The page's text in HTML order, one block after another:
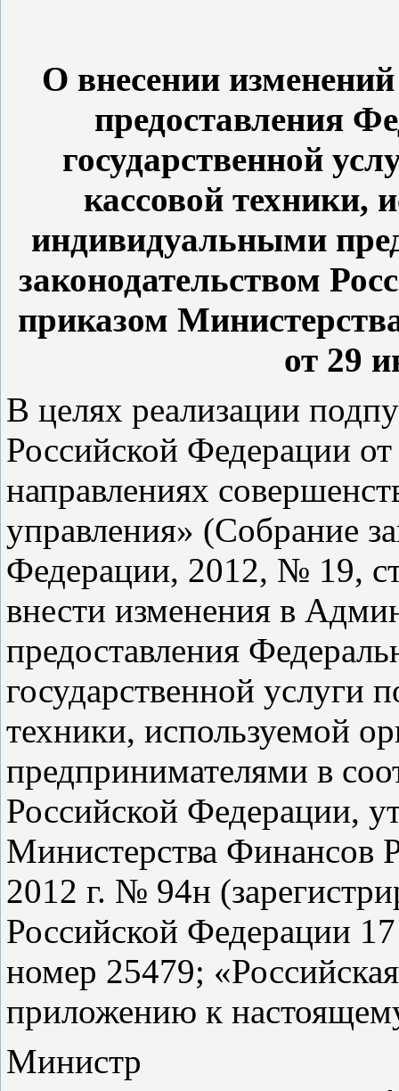
О внесении
предоставления
государственной
кассовой техники,
индивидуальными
законодательством
приказом
от 29
В целях реализации
Российской Федерации
направлениях
управления» (Собрание
Федерации, 2012, № 19,
внести изменения в
предоставления
государственной услуги
техники, используемой
предпринимателями в
Российской Федерации,
Министерства Финансов
2012 г. № 94н
Российской Федерации
номер 25479;
приложению к